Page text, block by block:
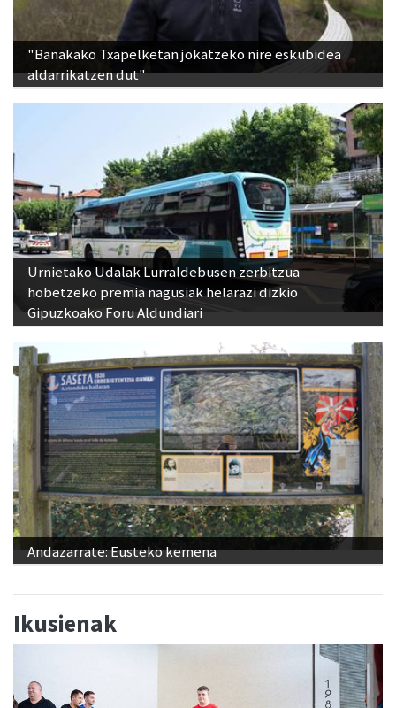
"Banakako Txapelketan jokatzeko nire eskubidea
aldarrikatzen dut"
Urnietako Udalak Lurraldebusen zerbitzua
hobetzeko premia nagusiak helarazi dizkio
Gipuzkoako Foru Aldundiari
Andazarrate: Eusteko kemena
Ikusienak